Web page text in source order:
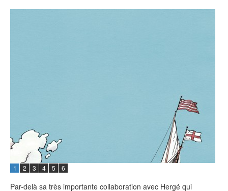
1 2 3 4 5 6
Par-delà sa très importante collaboration avec Hergé qui